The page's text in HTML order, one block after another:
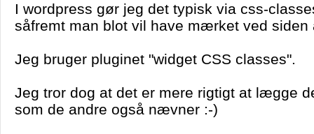
I wordpress gør jeg det typisk via css-
såfremt man blot vil have mærket ved siden
Jeg bruger pluginet "widget CSS classes".
Jeg tror dog at det er mere rigtigt at lægge
som de andre også nævner :-)